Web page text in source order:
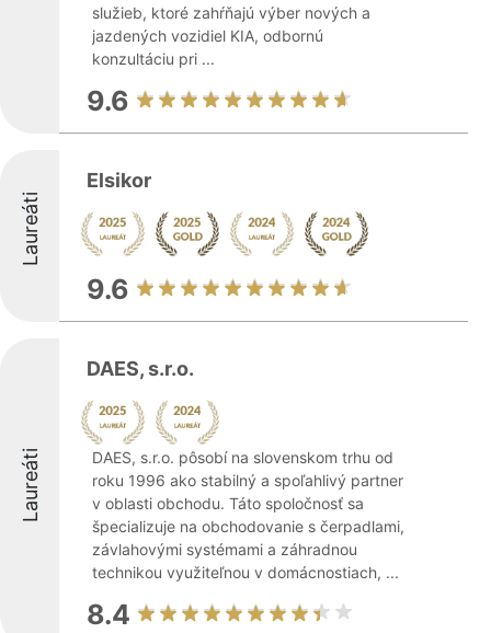
služieb, ktoré zahŕňajú výber nových a
jazdených vozidiel KIA, odbornú
konzultáciu pri ...
9.6
Laureáti
Elsikor
9.6
Laureáti
DAES, s.r.o.
DAES, s.r.o. pôsobí na slovenskom trhu od
roku 1996 ako stabilný a spoľahlivý partner
v oblasti obchodu. Táto spoločnosť sa
špecializuje na obchodovanie s čerpadlami,
závlahovými systémami a záhradnou
technikou využiteľnou v domácnostiach, ...
8.4